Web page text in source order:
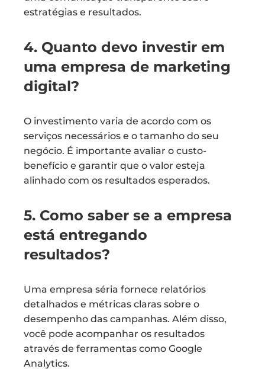
estratégias e resultados.
4. Quanto devo investir em
uma empresa de marketing
digital?
O investimento varia de acordo com os
serviços necessários e o tamanho do seu
negócio. É importante avaliar o custo-
benefício e garantir que o valor esteja
alinhado com os resultados esperados.
5. Como saber se a empresa
está entregando
resultados?
Uma empresa séria fornece relatórios
detalhados e métricas claras sobre o
desempenho das campanhas. Além disso,
você pode acompanhar os resultados
através de ferramentas como Google
Analytics.